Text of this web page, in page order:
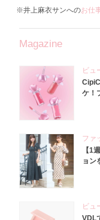
※井上麻衣サンへのお仕
Magazine
ビュ
ケ！
ファ
【1
ョン
ビュ